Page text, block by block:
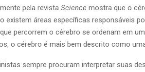
pela revista Science mostra que o
existem áreas específicas responsáveis
percorrem o cérebro se ordenam em
o cérebro é mais bem descrito como
sempre procuram interpretar suas